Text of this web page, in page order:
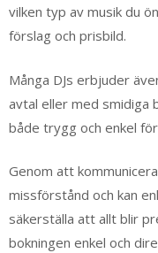
vilken typ av musik du
förslag och prisbild.
Många DJs erbjuder
avtal eller med smidiga
både trygg och enkel
Genom att
missförstånd och kan
säkerställa att allt blir
bokningen enkel och